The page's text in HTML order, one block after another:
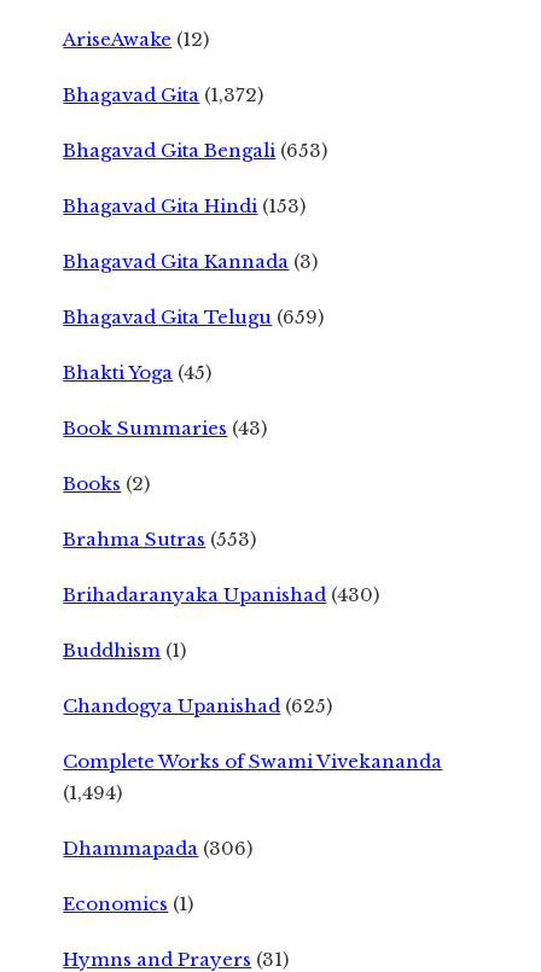
AriseAwake (12)
Bhagavad Gita (1,372)
Bhagavad Gita Bengali (653)
Bhagavad Gita Hindi (153)
Bhagavad Gita Kannada (3)
Bhagavad Gita Telugu (659)
Bhakti Yoga (45)
Book Summaries (43)
Books (2)
Brahma Sutras (553)
Brihadaranyaka Upanishad (430)
Buddhism (1)
Chandogya Upanishad (625)
Complete Works of Swami Vivekananda
(1,494)
Dhammapada (306)
Economics (1)
Hymns and Prayers (31)